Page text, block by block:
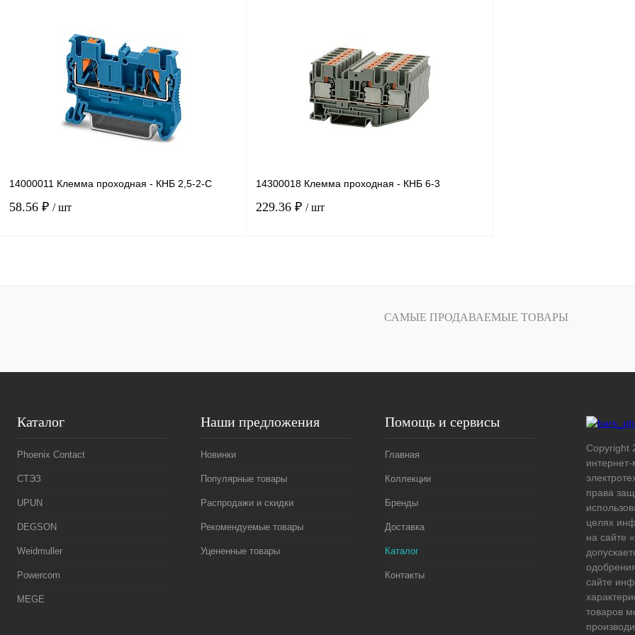
Купить в 1 клик Сравнение
В избранное Под заказ
Купить в 1 клик Сравнение
В избранное Под заказ
14000011 Клемма проходная - КНБ 2,5-2-С
58.56 ₽ / шт
14300018 Клемма проходная - КНБ 6-3
229.36 ₽ / шт
САМЫЕ ПРОДАВАЕМЫЕ ТОВАРЫ
Каталог
Phoenix Contact
СТЭЗ
UPUN
DEGSON
Weidmuller
Powercom
MEGE
Наши предложения
Новинки
Популярные товары
Распродажи и скидки
Рекомендуемые товары
Уцененные товары
Помощь и сервисы
Главная
Коллекции
Бренды
Доставка
Каталог
Контакты
Copyright
интернет-
права
целях
на сайте
сайте
товаров